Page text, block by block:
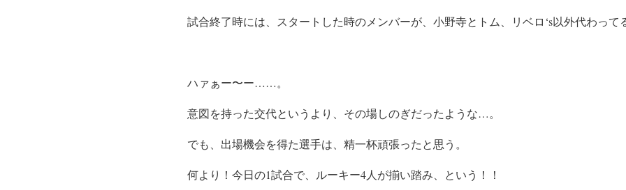
試合終了時には、スタートした時のメンバーが、小野寺とトム、リベロ‘s以外代わって
ハァぁー〜ー……。
意図を持った交代というより、その場しのぎだったような…。
でも、出場機会を得た選手は、精一杯頑張ったと思う。
何より！今日の1試合で、ルーキー4人が揃い踏み、という！！